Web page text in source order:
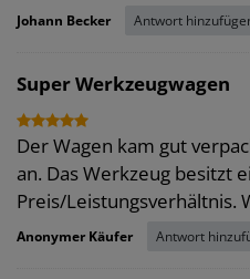
Johann Becker Antwort
Super Werkzeugwagen
Der Wagen kam gut
an. Das Werkzeug besitzt
Preis/Leistungsverhältnis.
Anonymer Käufer Antwort